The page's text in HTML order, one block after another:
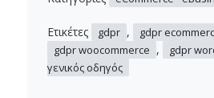
Ετικέτες gdpr , gdpr
gdpr woocommerce , gdpr
γενικός οδηγός